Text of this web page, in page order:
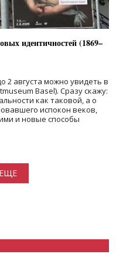
идентичностей (1869–
2 августа можно увидеть в
Basel). Сразу скажу:
как таковой, а о
испокон веков,
и новые способы